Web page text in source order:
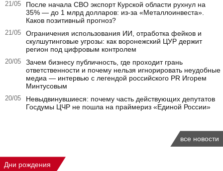
21/05
После начала СВО экспорт Курской области рухнул на
35% — до 1 млрд долларов: из-за «Металлоинвеста».
Каков позитивный прогноз?
21/05
Ограничения использования ИИ, отработка фейков и
скулшутинговые угрозы: как воронежский ЦУР держит
регион под цифровым контролем
20/05
Зачем бизнесу публичность, где проходит грань
ответственности и почему нельзя игнорировать неудобные
медиа — интервью с легендой российского PR Игорем
Минтусовым
20/05
Невыдвинувшиеся: почему часть действующих депутатов
Госдумы ЦЧР не пошла на праймериз «Единой России»
все новости
Дни рождения